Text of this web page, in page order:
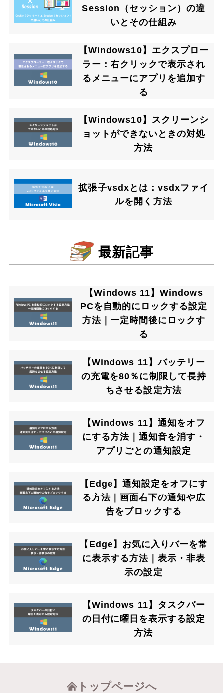
Session（セッション）の違
いとその仕組み
【Windows10】エクスプロー
ラー：右クリックで表示され
るメニューにアプリを追加す
る
【Windows10】スクリーンシ
ョットができないときの対処
方法
拡張子vsdxとは：vsdxファイ
ルを開く方法
最新記事
【Windows 11】Windows
PCを自動的にロックする設定
方法｜一定時間後にロックす
る
【Windows 11】バッテリー
の充電を80％に制限して長持
ちさせる設定方法
【Windows 11】通知をオフ
にする方法｜通知音を消す・
アプリごとの通知設定
【Edge】通知設定をオフにす
る方法｜画面右下の通知や広
告をブロックする
【Edge】お気に入りバーを常
に表示する方法｜表示・非表
示の設定
【Windows 11】タスクバー
の日付に曜日を表示する設定
方法
トップページへ